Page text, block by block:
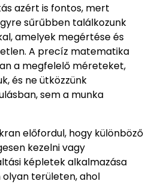
azért is fontos, mert
sűrűbben találkozunk
amelyek megértése és
A precíz matematika
a megfelelő méreteket,
és ne ütközzünk
sem a munka
előfordul, hogy különböző
kezelni vagy
képletek alkalmazása
területen, ahol